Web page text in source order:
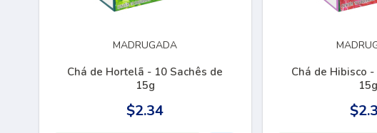
MADRUGADA
Chá de Hortelã - 10 Sachês de
15g
$2.34
Chá de Hibisco
15g